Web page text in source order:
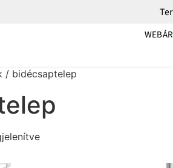
/ bidécsaptelep